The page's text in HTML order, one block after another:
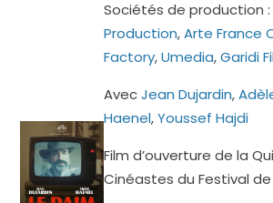
Sociétés de production :
Production,Arte France
Factory,Umedia,Garidi
AvecJean Dujardin,
Haenel,Youssef Hajdi
Film d’ouverture de la
Cinéastes du Festival de